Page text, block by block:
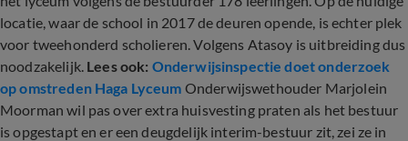
locatie, waar de school in 2017 de deuren opende, is echter plek
voor tweehonderd scholieren. Volgens Atasoy is uitbreiding dus
noodzakelijk. Lees ook: Onderwijsinspectie doet onderzoek
op omstreden Haga Lyceum Onderwijswethouder Marjolein
Moorman wil pas over extra huisvesting praten als het bestuur
is opgestapt en er een deugdelijk interim-bestuur zit, zei ze in